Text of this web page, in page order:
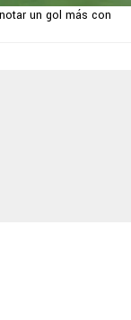
un gol más con